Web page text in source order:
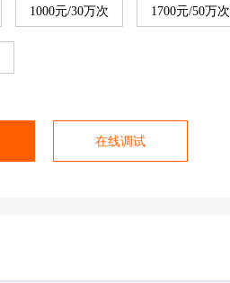
1000元/30万次 1700元/50万次
在线调试